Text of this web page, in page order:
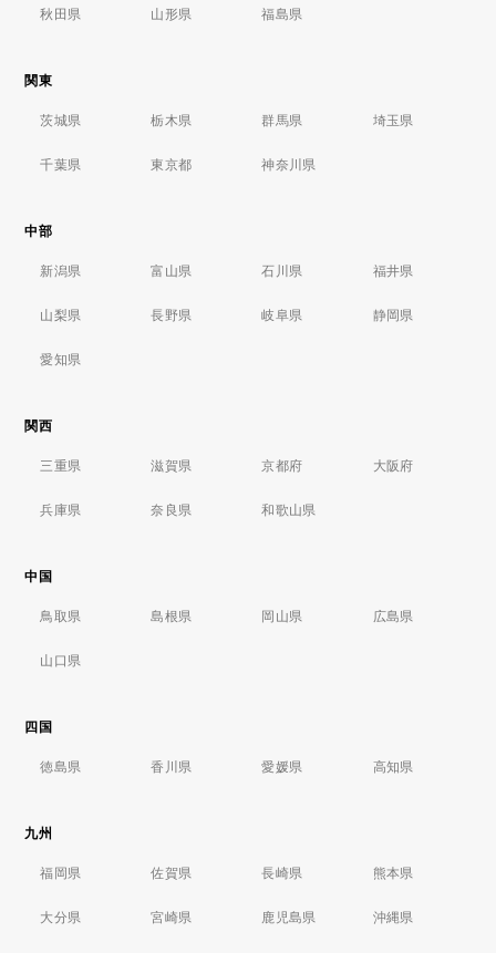
秋田県 山形県 福島県
関東
茨城県 栃木県 群馬県 埼玉県
千葉県 東京都 神奈川県
中部
新潟県 富山県 石川県 福井県
山梨県 長野県 岐阜県 静岡県
愛知県
関西
三重県 滋賀県 京都府 大阪府
兵庫県 奈良県 和歌山県
中国
鳥取県 島根県 岡山県 広島県
山口県
四国
徳島県 香川県 愛媛県 高知県
九州
福岡県 佐賀県 長崎県 熊本県
大分県 宮崎県 鹿児島県 沖縄県